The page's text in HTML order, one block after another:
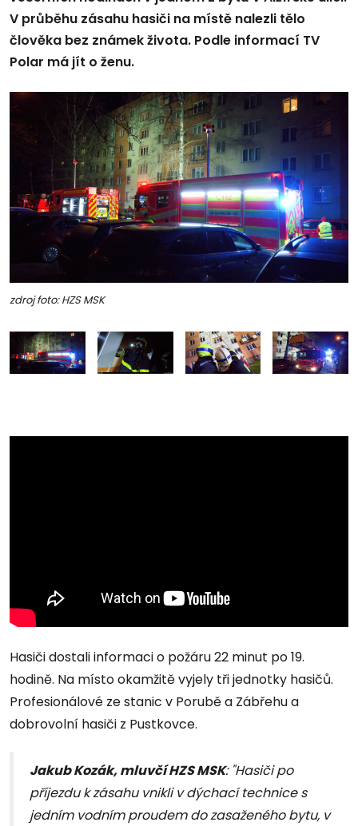
V průběhu zásahu hasiči na místě nalezli tělo
člověka bez známek života. Podle informací TV
Polar má jít o ženu.
zdroj foto: HZS MSK
Hasiči dostali informaci o požáru 22 minut po 19.
hodině. Na místo okamžitě vyjely tři jednotky hasičů.
Profesionálové ze stanic v Porubě a Zábřehu a
dobrovolní hasiči z Pustkovce.
Jakub Kozák, mluvčí HZS MSK: "Hasiči po
příjezdu k zásahu vnikli v dýchací technice s
jedním vodním proudem do zasaženého bytu, v